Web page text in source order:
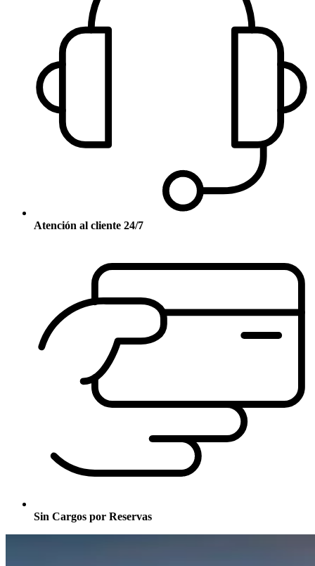
Atención al cliente 24/7
Sin Cargos por Reservas